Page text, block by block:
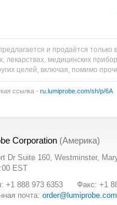
и продаётся
лекарствах, медицинских
целей, включая, помимо
ссылка - ru.lumiprobe.com/sh/p/6A
Corporation (Америка)
Dr Suite 160, Westminster,
EST
+1 888 973 6353
Факс: +1
почта: order@lumiprobe.com